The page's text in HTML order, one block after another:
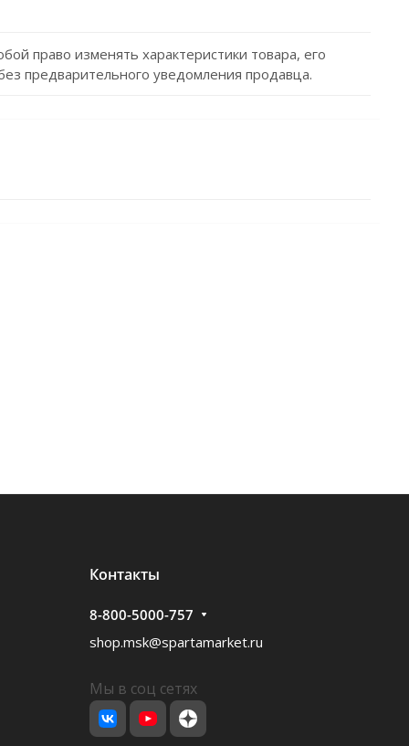
право изменять характеристики товара, его
предварительного уведомления продавца.
Контакты
8-800-5000-757
shop.msk@spartamarket.ru
Мы в соц сетях